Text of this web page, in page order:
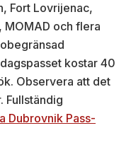
Fort Lovrijenac,
MOMAD och flera
kostar 40
Observera att det
Fullständig
Dubrovnik Pass-